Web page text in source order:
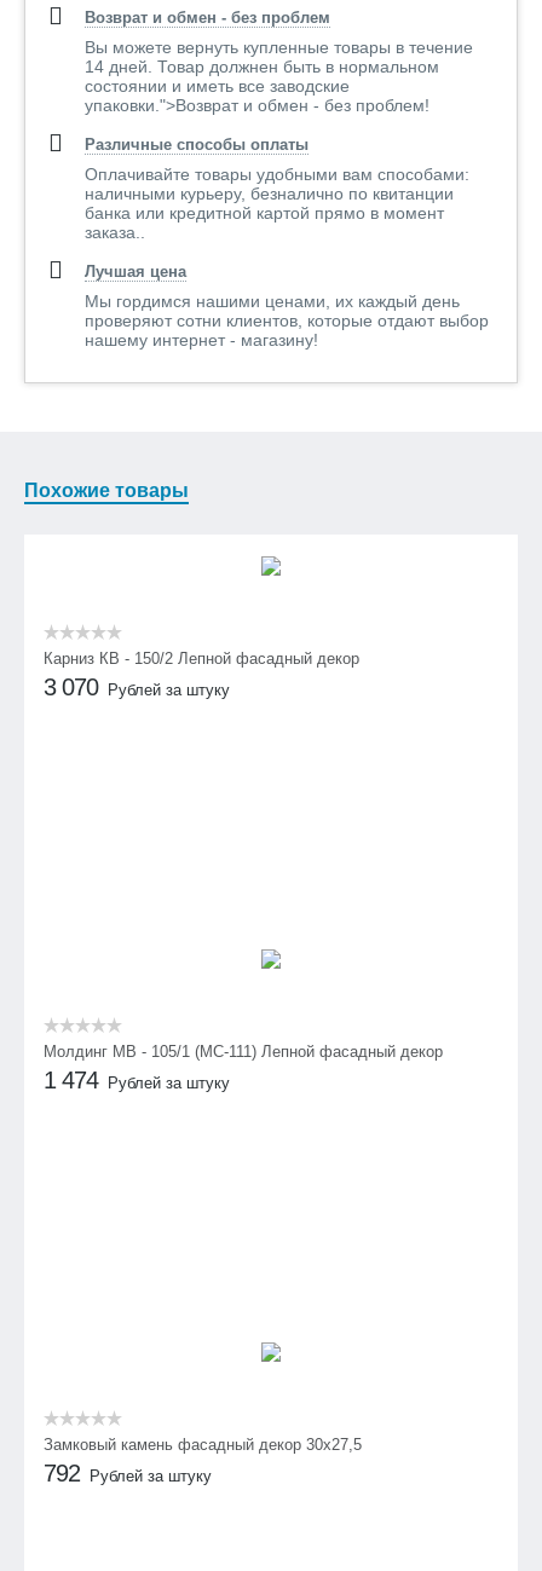
Возврат и обмен - без проблем
Вы можете вернуть купленные товары в течение
14 дней. Товар должнен быть в нормальном
состоянии и иметь все заводские
упаковки.">Возврат и обмен - без проблем!
Различные способы оплаты
Оплачивайте товары удобными вам способами:
наличными курьеру, безналично по квитанции
банка или кредитной картой прямо в момент
заказа..
Лучшая цена
Мы гордимся нашими ценами, их каждый день
проверяют сотни клиентов, которые отдают выбор
нашему интернет - магазину!
Похожие товары
Карниз КВ - 150/2 Лепной фасадный декор
3 070 Рублей за штуку
Молдинг МВ - 105/1 (МС-111) Лепной фасадный декор
1 474 Рублей за штуку
Замковый камень фасадный декор 30х27,5
792 Рублей за штуку